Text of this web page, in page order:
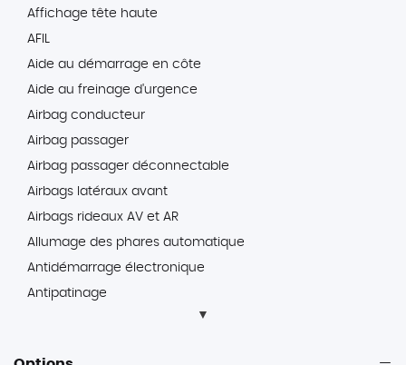
Affichage tête haute
AFIL
Aide au démarrage en côte
Aide au freinage d'urgence
Airbag conducteur
Airbag passager
Airbag passager déconnectable
Airbags latéraux avant
Airbags rideaux AV et AR
Allumage des phares automatique
Antidémarrage électronique
Antipatinage